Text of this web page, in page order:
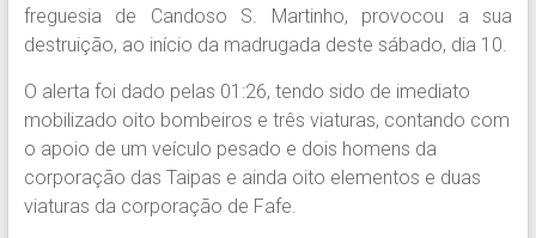
freguesia de Candoso S. Martinho, provocou a sua
destruição, ao início da madrugada deste sábado, dia 10.
O alerta foi dado pelas 01:26, tendo sido de imediato
mobilizado oito bombeiros e três viaturas, contando com
o apoio de um veículo pesado e dois homens da
corporação das Taipas e ainda oito elementos e duas
viaturas da corporação de Fafe.